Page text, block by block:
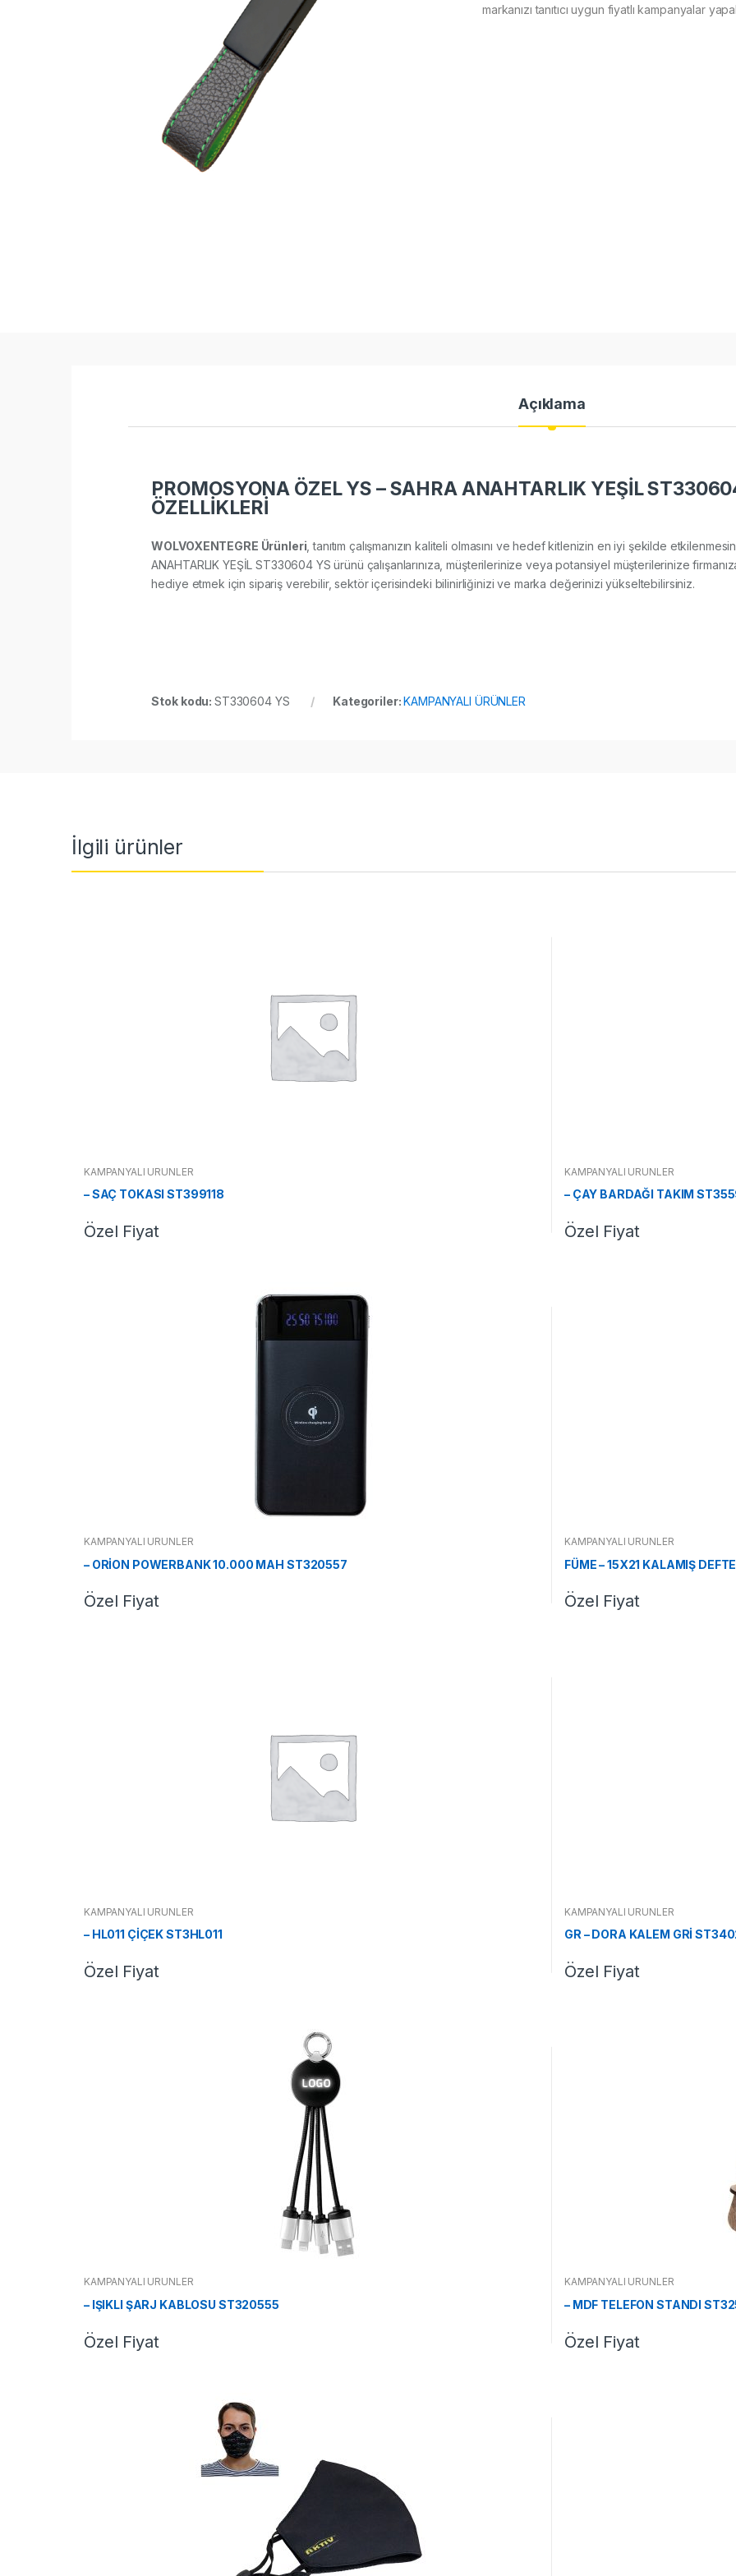
markanızı tanıtıcı uygun fiyatlı kampanyalar
Açıklama
PROMOSYONA ÖZEL YS – SAHRA ANAHTARLIK YEŞİL
ÖZELLİKLERİ
WOLVOXENTEGRE Ürünleri , tanıtım çalışmanızın kaliteli olmasını ve hedef kitlenizin en iyi şekilde
ANAHTARLIK YEŞİL ST330604 YS ürünü çalışanlarınıza, müşterilerinize veya potansiyel müşterilerinize
hediye etmek için sipariş verebilir, sektör içerisindeki bilinirliğinizi ve marka değerinizi yükseltebilirsiniz.
Stok kodu: ST330604 YS Kategoriler:KAMPANYALI ÜRÜNLER
İlgili ürünler
KAMPANYALI ÜRÜNLER
– SAÇ TOKASI ST399118
Özel Fiyat
KAMPANYALI ÜRÜNLER
– ÇAY BARDAĞI TAKIM
Özel Fiyat
KAMPANYALI ÜRÜNLER
– ORİON POWERBANK 10.000 MAH ST320557
Özel Fiyat
KAMPANYALI ÜRÜNLER
FÜME – 15X21 KALAMIŞ
Özel Fiyat
KAMPANYALI ÜRÜNLER
– HL011 ÇİÇEK ST3HL011
Özel Fiyat
KAMPANYALI ÜRÜNLER
GR – DORA KALEM GRİ
Özel Fiyat
KAMPANYALI ÜRÜNLER
– IŞIKLI ŞARJ KABLOSU ST320555
Özel Fiyat
KAMPANYALI ÜRÜNLER
– MDF TELEFON STANDI
Özel Fiyat